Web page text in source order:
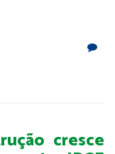
cresce